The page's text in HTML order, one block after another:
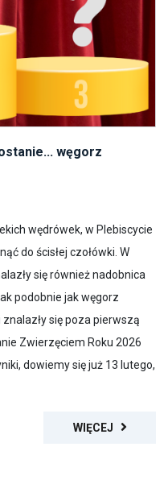
węgorz
wędrówek, w Plebiscycie
do ścisłej czołówki. W
się również nadobnica
podobnie jak węgorz
znalazły się poza pierwszą
Zwierzęciem Roku 2026
dowiemy się już 13 lutego,
WIĘCEJ